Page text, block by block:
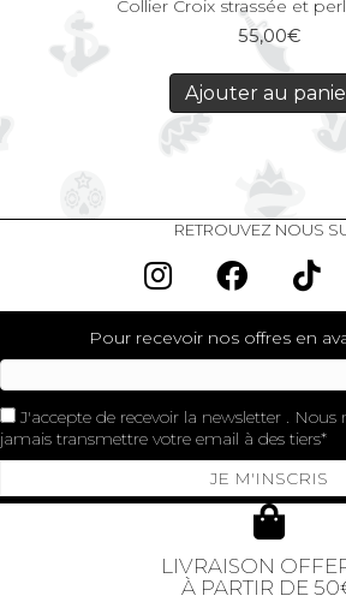
Collier Croix strassée et
55,00€
Ajouter au
RETROUVEZ NOUS
Pour recevoir nos offres en
J'accepte de recevoir la newsletter .
jamais transmettre votre email à des tiers
JE M'INSCRIS
LIVRAISON
À PARTIR DE